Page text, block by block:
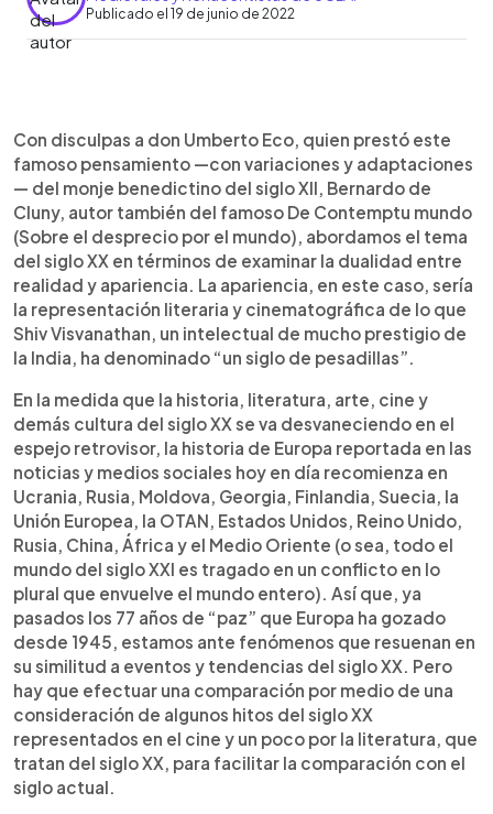
Publicado el 19 de junio de 2022
► Escuchar artículo
Con disculpas a don Umberto Eco, quien prestó este
famoso pensamiento —con variaciones y adaptaciones
— del monje benedictino del siglo XII, Bernardo de
Cluny, autor también del famoso De Contemptu mundo
(Sobre el desprecio por el mundo), abordamos el tema
del siglo XX en términos de examinar la dualidad entre
realidad y apariencia. La apariencia, en este caso, sería
la representación literaria y cinematográfica de lo que
Shiv Visvanathan, un intelectual de mucho prestigio de
la India, ha denominado “un siglo de pesadillas”.
En la medida que la historia, literatura, arte, cine y
demás cultura del siglo XX se va desvaneciendo en el
espejo retrovisor, la historia de Europa reportada en las
noticias y medios sociales hoy en día recomienza en
Ucrania, Rusia, Moldova, Georgia, Finlandia, Suecia, la
Unión Europea, la OTAN, Estados Unidos, Reino Unido,
Rusia, China, África y el Medio Oriente (o sea, todo el
mundo del siglo XXI es tragado en un conflicto en lo
plural que envuelve el mundo entero). Así que, ya
pasados los 77 años de “paz” que Europa ha gozado
desde 1945, estamos ante fenómenos que resuenan en
su similitud a eventos y tendencias del siglo XX. Pero
hay que efectuar una comparación por medio de una
consideración de algunos hitos del siglo XX
representados en el cine y un poco por la literatura, que
tratan del siglo XX, para facilitar la comparación con el
siglo actual.